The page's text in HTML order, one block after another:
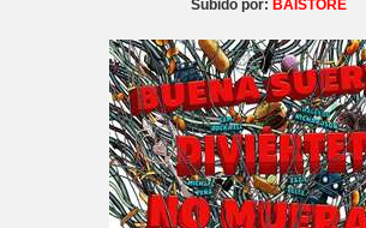
Subido por: BAISTORE